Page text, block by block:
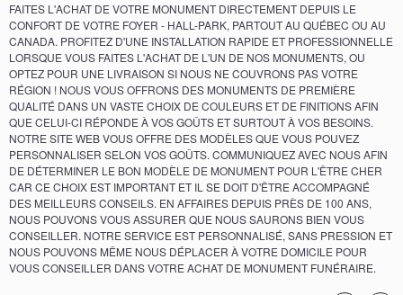
FAITES L'ACHAT DE VOTRE MONUMENT DIRECTEMENT DEPUIS LE
CONFORT DE VOTRE FOYER - HALL-PARK, PARTOUT AU QUÉBEC OU AU
CANADA. PROFITEZ D'UNE INSTALLATION RAPIDE ET PROFESSIONNELLE
LORSQUE VOUS FAITES L'ACHAT DE L'UN DE NOS MONUMENTS, OU
OPTEZ POUR UNE LIVRAISON SI NOUS NE COUVRONS PAS VOTRE
RÉGION ! NOUS VOUS OFFRONS DES MONUMENTS DE PREMIÈRE
QUALITÉ DANS UN VASTE CHOIX DE COULEURS ET DE FINITIONS AFIN
QUE CELUI-CI RÉPONDE À VOS GOÛTS ET SURTOUT À VOS BESOINS.
NOTRE SITE WEB VOUS OFFRE DES MODÈLES QUE VOUS POUVEZ
PERSONNALISER SELON VOS GOÛTS. COMMUNIQUEZ AVEC NOUS AFIN
DE DÉTERMINER LE BON MODÈLE DE MONUMENT POUR L'ÊTRE CHER
CAR CE CHOIX EST IMPORTANT ET IL SE DOIT D'ÊTRE ACCOMPAGNÉ
DES MEILLEURS CONSEILS. EN AFFAIRES DEPUIS PRÈS DE 100 ANS,
NOUS POUVONS VOUS ASSURER QUE NOUS SAURONS BIEN VOUS
CONSEILLER. NOTRE SERVICE EST PERSONNALISÉ, SANS PRESSION ET
NOUS POUVONS MÊME NOUS DÉPLACER À VOTRE DOMICILE POUR
VOUS CONSEILLER DANS VOTRE ACHAT DE MONUMENT FUNÉRAIRE.